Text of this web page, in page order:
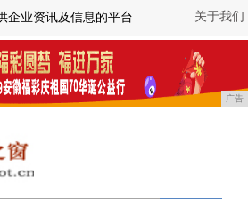
关于我们
企业资讯及信息的平台
广告